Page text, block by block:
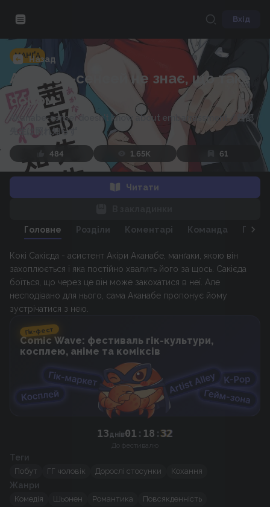
Вхід
Назад
МАНҐА
Аканабе-сенсей не знає, що таке
сором
Akanabe-sensei doesn't know about embarrassment /
茜部
先生は照れ知らず
484 1.65K 61
Читати
Головне Розділи Коментарі Команда
Кокі Сакієда - асистент Акіри Аканабе, манґаки, якою він
захоплюється і яка постійно хвалить його за щось. Сакієда
боїться, що через це він може закохатися в неї. Але
несподівано для нього, сама Аканабе пропонує йому
зустрічатися з нею.
Гік-фест
Comic Wave: фестиваль гік-культури,
косплею, аніме та коміксів
13днів01 : 18 :32
До фестивалю
Теги
Побут ГГ чоловік Дорослі стосунки Кохання
Жанри
Комедія Шьонен Романтика Повсякденність